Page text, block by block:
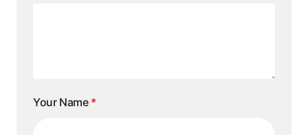
Your Name *